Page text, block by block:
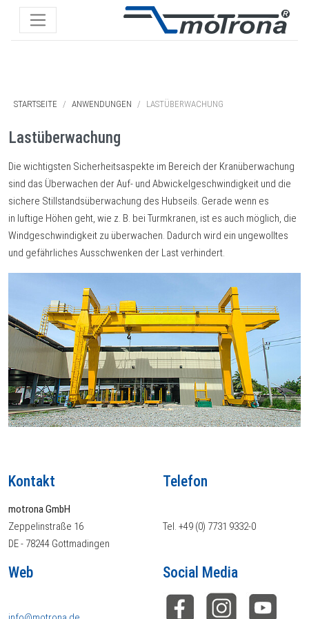
STARTSEITE ANWENDUNGEN LASTÜBERWACHUNG
Lastüberwachung
Die wichtigsten Sicherheitsaspekte im Bereich der Kranüberwachung
sind das Überwachen der Auf- und Abwickelgeschwindigkeit und die
sichere Stillstandsüberwachung des Hubseils. Gerade wenn es
in luftige Höhen geht, wie z. B. bei Turmkranen, ist es auch möglich, die
Windgeschwindigkeit zu überwachen. Dadurch wird ein ungewolltes
und gefährliches Ausschwenken der Last verhindert.
Kontakt
motrona GmbH
Zeppelinstraße 16
DE - 78244 Gottmadingen
Telefon
Tel. +49 (0) 7731 9332-0
Web Social Media